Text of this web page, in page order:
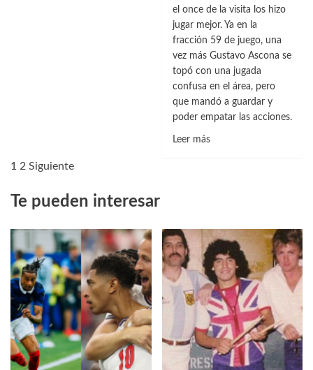
el once de la visita los hizo
jugar mejor. Ya en la
fracción 59 de juego, una
vez más Gustavo Ascona se
topó con una jugada
confusa en el área, pero
que mandó a guardar y
poder empatar las acciones.
Leer másLeer
pactaron
en
la
capital
por
la
novena
fecha
1 2 Siguiente
Te pueden interesar